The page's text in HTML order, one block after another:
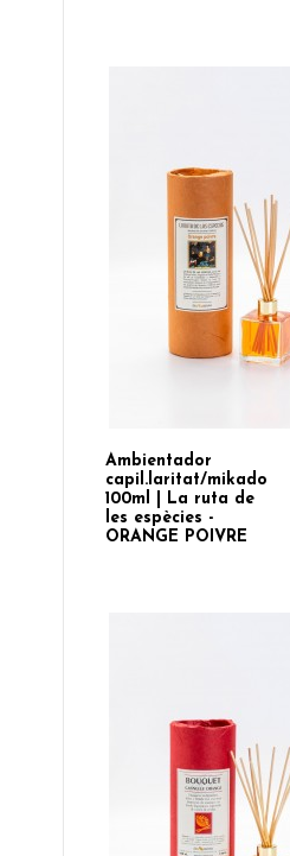
Ambientador
capil.laritat/mikado
100ml | La ruta de
les espècies -
ORANGE POIVRE